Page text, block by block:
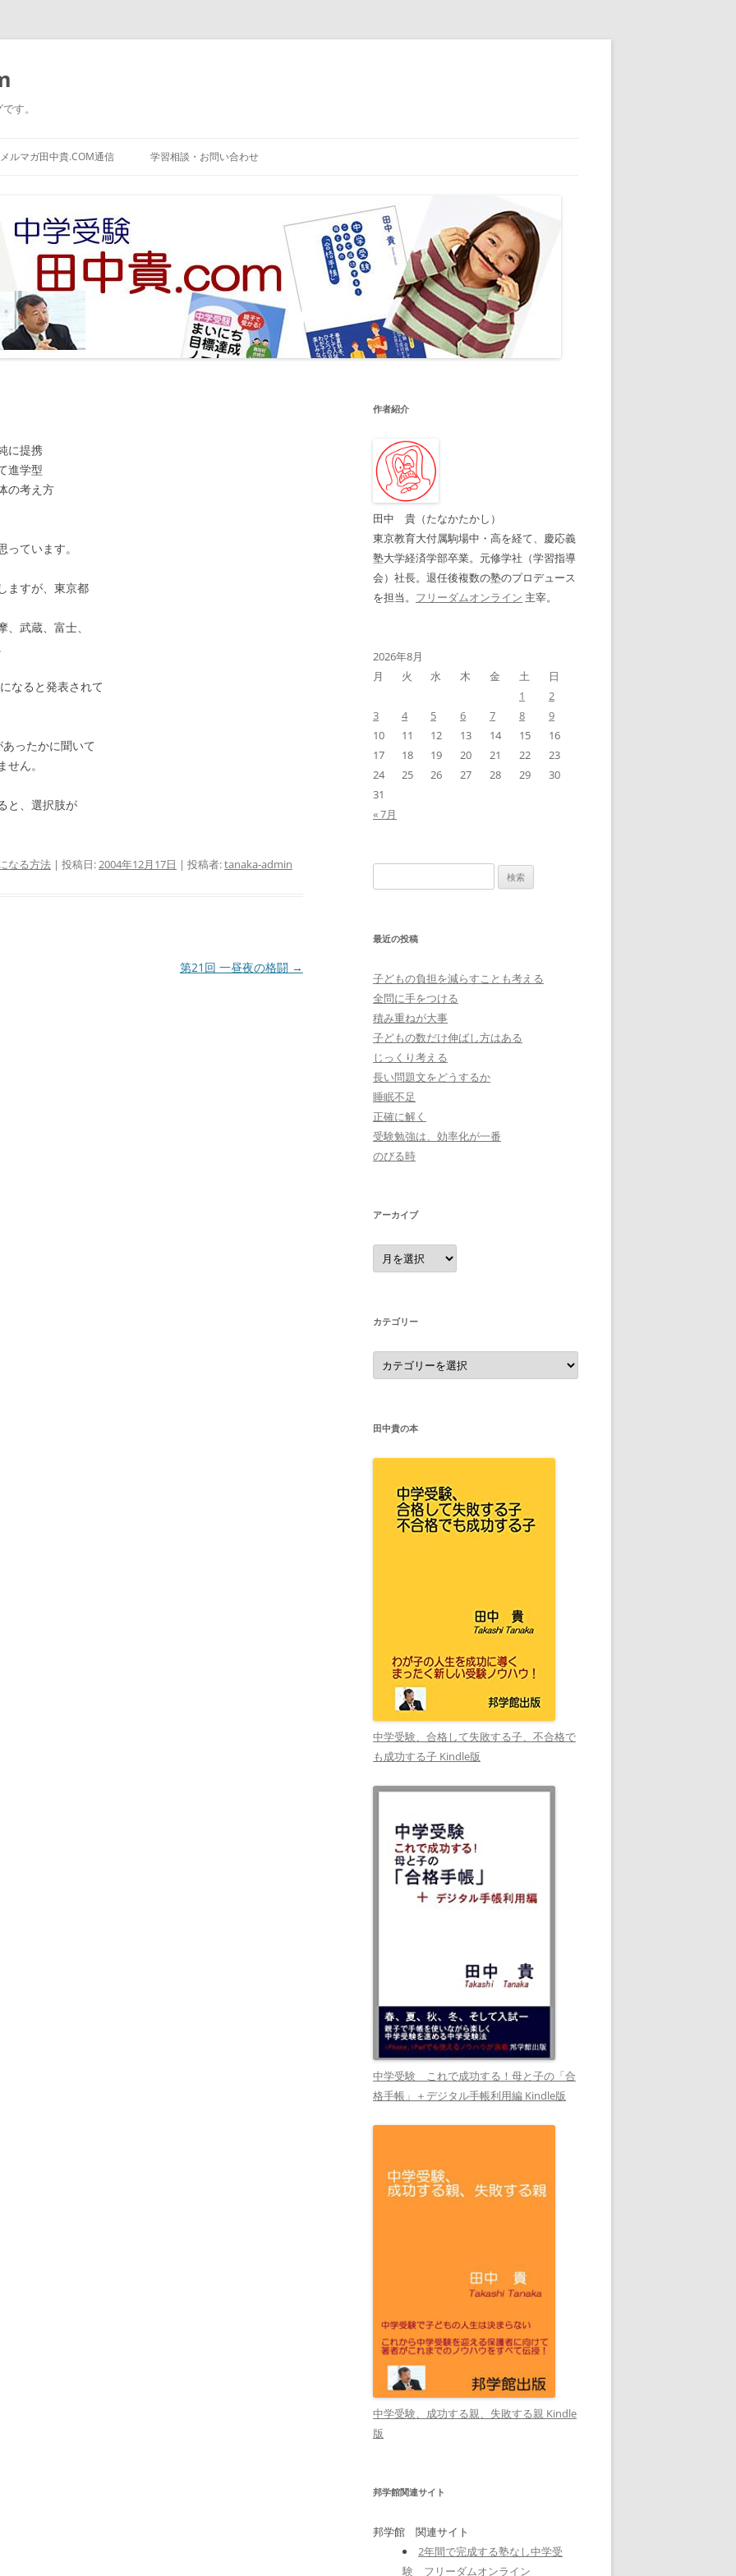
す。
ン
テ
メルマガ田中貴.COM通信 学習相談・お問い合わせ
に提携
進学型
の考え方
ています。
ますが、東京都
武蔵、富士、
なると発表されて
ったかに聞いて
ん。
と、選択肢が
なる方法 | 投稿日:2004年12月17日 | 投稿者:tanaka-admin
第21回 一昼夜の格闘 →
作者紹介
田中 貴（たなかたかし）
東京教育大付属駒場中・高を経て、慶応義
塾大学経済学部卒業。元修学社（学習指導
会）社長。退任後複数の塾のプロデュース
を担当。 フリーダムオンライン 主宰。
2026年8月
月
火 水 木 金 土
日
1
2
3
4 5 6 7 8
9
10
11 12 13 14 15
16
17
18 19 20 21 22
23
24
25 26 27 28 29
30
31
« 7月
索:
最近の投稿
子どもの負担を減らすことも考える
全問に手をつける
積み重ねが大事
子どもの数だけ伸ばし方はある
じっくり考える
長い問題文をどうするか
睡眠不足
正確に解く
受験勉強は、効率化が一番
のびる時
アーカイブ
ア
ー
カ
カテゴリー
カ
テ
ゴ
田中貴の本
中学受験、合格して失敗する子、不合格で
も成功する子 Kindle版
中学受験 これで成功する！母と子の「合
格手帳」＋デジタル手帳利用編 Kindle版
中学受験、成功する親、失敗する親 Kindle
版
邦学館関連サイト
邦学館 関連サイト
2年間で完成する塾なし中学受
験 フリーダムオンライン